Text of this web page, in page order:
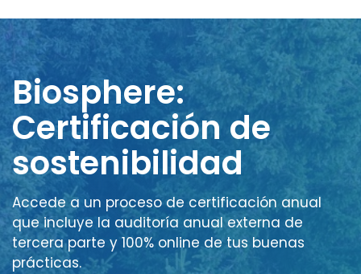
Biosphere:
Certificación de
sostenibilidad
Accede a un proceso de certificación anual
que incluye la auditoría anual externa de
tercera parte y 100% online de tus buenas
prácticas.